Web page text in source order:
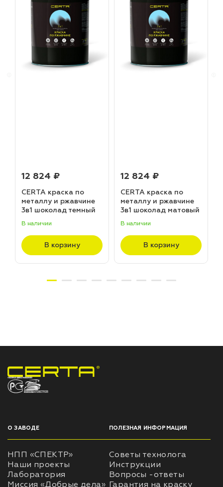
12 824 ₽
CERTA краска по
металлу и ржавчине
3в1 шоколад темный
(20,0кг)
В наличии
В корзину
12 824 ₽
CERTA краска по
металлу и ржавчине
3в1 шоколад матовый
В наличии
В корзину
НПП «СПЕКТР» ЗАВОД ЛАКОКРАСОЧНЫХ МАТЕРИАЛОВ
О ЗАВОДЕ
НПП «СПЕКТР»
Наши проекты
Лаборатория
Миссия «Добрые дела»
ПОЛЕЗНАЯ ИНФОРМАЦИЯ
Советы технолога
Инструкции
Вопросы -ответы
Гарантия на краску